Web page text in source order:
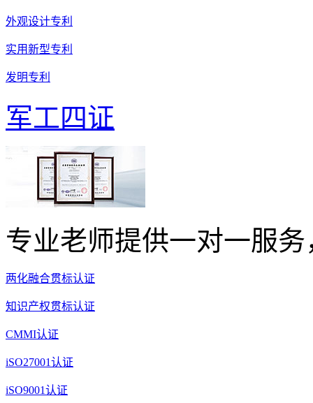
外观设计专利
实用新型专利
发明专利
军工四证
专业老师提供一对一服
两化融合贯标认证
知识产权贯标认证
CMMI认证
iSO27001认证
iSO9001认证